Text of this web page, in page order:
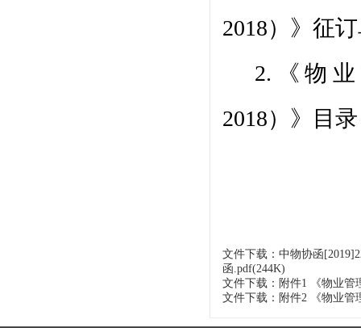
2018） 》 征
2. 《物
2018） 》
目录
文件下载：中物协函
函.pdf(244K)
文件下载：附件1 《物业管
文件下载：附件2 《物业管